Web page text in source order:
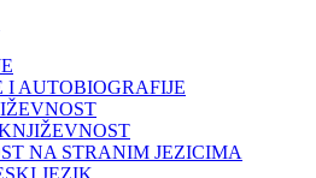
I AUTOBIOGRAFIJE
NA STRANIM JEZICIMA